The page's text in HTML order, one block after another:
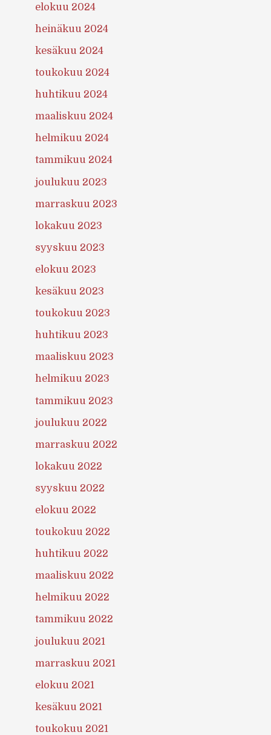
elokuu 2024
heinäkuu 2024
kesäkuu 2024
toukokuu 2024
huhtikuu 2024
maaliskuu 2024
helmikuu 2024
tammikuu 2024
joulukuu 2023
marraskuu 2023
lokakuu 2023
syyskuu 2023
elokuu 2023
kesäkuu 2023
toukokuu 2023
huhtikuu 2023
maaliskuu 2023
helmikuu 2023
tammikuu 2023
joulukuu 2022
marraskuu 2022
lokakuu 2022
syyskuu 2022
elokuu 2022
toukokuu 2022
huhtikuu 2022
maaliskuu 2022
helmikuu 2022
tammikuu 2022
joulukuu 2021
marraskuu 2021
elokuu 2021
kesäkuu 2021
toukokuu 2021